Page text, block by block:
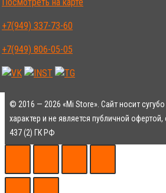
Посмотреть на карте
+7(949) 337-73-60
+7(949) 806-05-05
© 2016 — 2026 «Mi Store». Сайт носит
характер и не является публичной
437 (2) ГК РФ